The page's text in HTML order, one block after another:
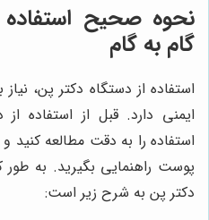
نحوه صحیح استفاده
گام به گام
استفاده از دستگاه دکتر پن،
ایمنی دارد. قبل از استفاده
استفاده را به دقت مطالعه
پوست راهنمایی بگیرید. به طور
دکتر پن به شرح زیر است: